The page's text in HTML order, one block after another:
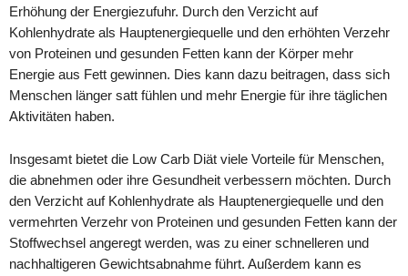
Erhöhung der Energiezufuhr. Durch den Verzicht auf
Kohlenhydrate als Hauptenergiequelle und den erhöhten Verzehr
von Proteinen und gesunden Fetten kann der Körper mehr
Energie aus Fett gewinnen. Dies kann dazu beitragen, dass sich
Menschen länger satt fühlen und mehr Energie für ihre täglichen
Aktivitäten haben.
Insgesamt bietet die Low Carb Diät viele Vorteile für Menschen,
die abnehmen oder ihre Gesundheit verbessern möchten. Durch
den Verzicht auf Kohlenhydrate als Hauptenergiequelle und den
vermehrten Verzehr von Proteinen und gesunden Fetten kann der
Stoffwechsel angeregt werden, was zu einer schnelleren und
nachhaltigeren Gewichtsabnahme führt. Außerdem kann es